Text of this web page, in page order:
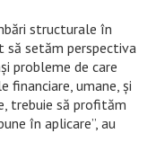
structurale în
setăm perspectiva
probleme de care
financiare, umane, și
trebuie să profităm
în aplicare”, au